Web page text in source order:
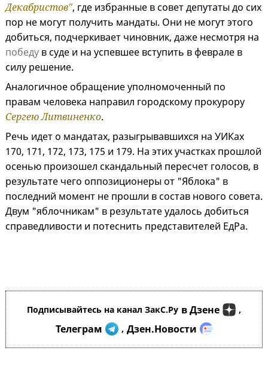
Декабристов", где избранные в совет депутаты до сих
пор не могут получить мандаты. Они не могут этого
добиться, подчеркивает чиновник, даже несмотря на
победу в суде и на успевшее вступить в феврале в
силу решение.
Аналогичное обращение уполномоченный по
правам человека направил городскому прокурору
Сергею Литвиненко.
Речь идет о мандатах, разыгрывавшихся на УИКах
170, 171, 172, 173, 175 и 179. На этих участках прошлой
осенью произошел скандальный пересчет голосов, в
результате чего оппозиционеры от "Яблока" в
последний момент не прошли в состав нового совета.
Двум "яблочникам" в результате удалось добиться
справедливости и потеснить представителей ЕдРа.
Подписывайтесь на канал ЗакС.Ру в Дзене ,
Телеграм , Дзен.Новости